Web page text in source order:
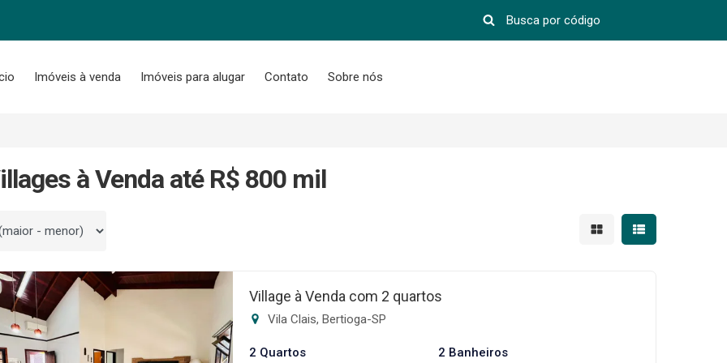
Imóveis à venda Imóveis para alugar Contato Sobre nós
à Venda até R$ 800 mil
Mostrar resultados em
Mostrar
Village à Venda com 2 quartos
Vila Clais, Bertioga-SP
2 Quartos 2 Banheiros